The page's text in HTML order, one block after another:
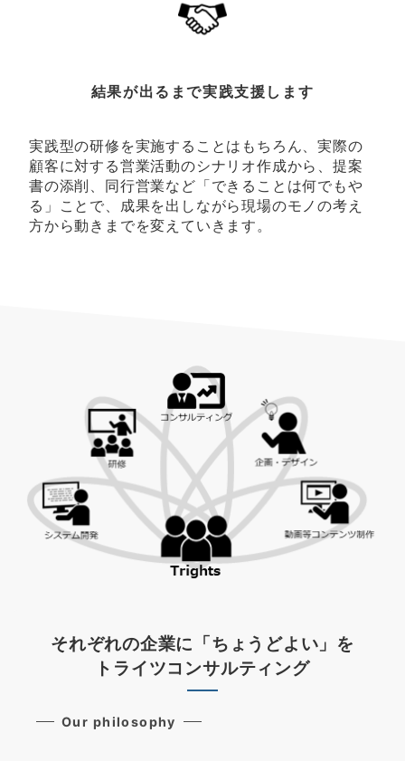
結果が出るまで実践支援します
実践型の研修を実施することはもちろん、実際の
顧客に対する営業活動のシナリオ作成から、提案
書の添削、同行営業など「できることは何でもや
る」ことで、成果を出しながら現場のモノの考え
方から動きまでを変えていきます。
それぞれの企業に「ちょうどよい」を
トライツコンサルティング
Our philosophy